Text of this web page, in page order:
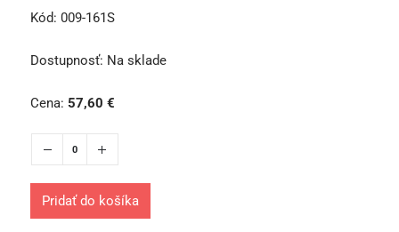
Kód: 009-161S
Dostupnosť: Na sklade
Cena: 57,60 €
Pridať do košíka